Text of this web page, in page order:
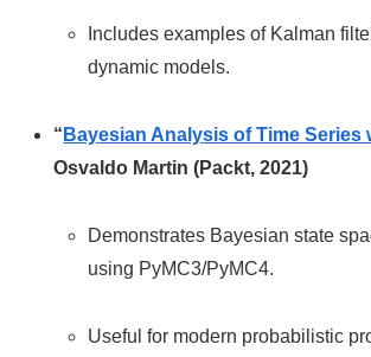
Includes examples of Kalman
dynamic models.
“ Bayesian Analysis of Time Series
Osvaldo Martin (Packt, 2021)
Demonstrates Bayesian state
using PyMC3/PyMC4.
Useful for modern probabilistic